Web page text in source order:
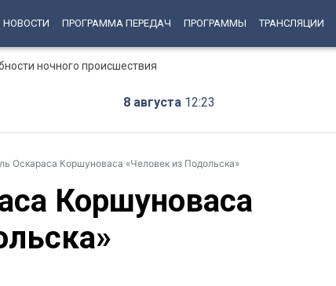
НОВОСТИ ПРОГРАММА ПЕРЕДАЧ ПРОГРАММЫ ТРАНСЛЯЦИИ
ночного происшествия
8 августа 12:23
Оскараса Коршуноваса «Человек из Подольска»
Коршуноваса